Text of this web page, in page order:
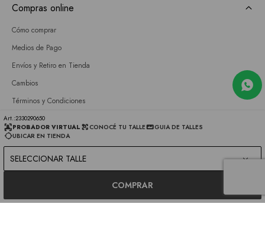
2330290650
PROBADOR VIRTUAL
CONOCÉ TU TALLE
GUIA DE TALLES
UBICAR EN TIENDA
SELECCIONAR TALLE
COMPRAR
Compras online
Cómo comprar
Medios de Pago
Envíos y Retiro en Tienda
Cambios
Términos y Condiciones
GIFT CARD
Empresa
Sobre nosotros
Únete a nuestro equipo